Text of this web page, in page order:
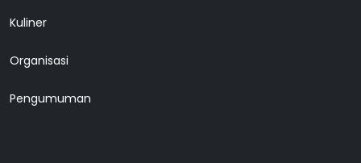
Kuliner
Organisasi
Pengumuman